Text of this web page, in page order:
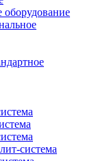
оборудование
система